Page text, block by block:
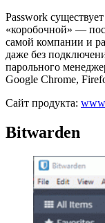
Passwork
«коробочной» —
самой компании и
даже без
парольного
Google Chrome,
Сайт продукта:
Bitwarden